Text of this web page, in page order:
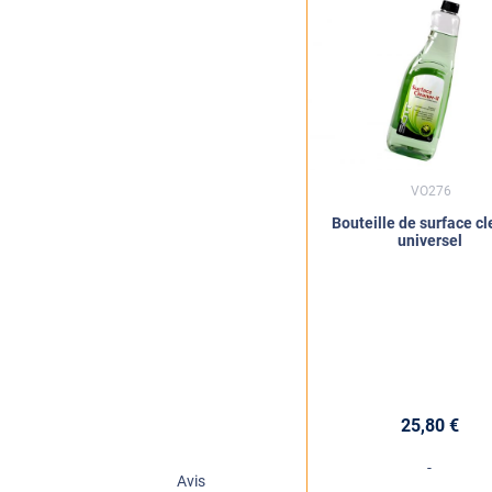
Avis
Bouteille de surface
universel
25,80 €
-
VO276